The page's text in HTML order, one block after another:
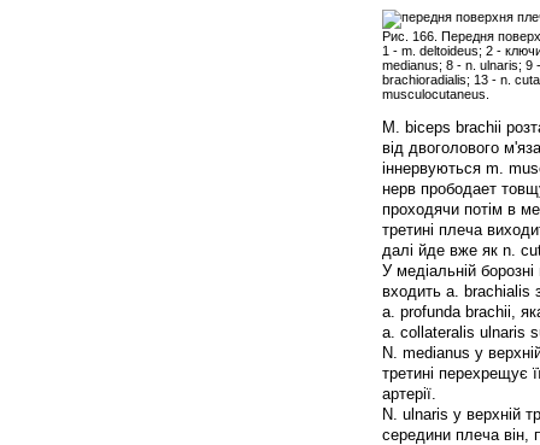
Рис. 166. Передня
1 - m. deltoideus; 2 -
medianus; 8 - n. ulnaris; 9
brachioradialis; 13 - n.
musculocutaneus.
М. biceps brachii
від двоголового
іннервуються m.
нерв прободает
проходячи потім в
третині плеча
далі йде вже як n.
У медіальній
входить a. brachialis
a. profunda brachii,
a. collateralis ulnaris
N. medianus у
третині перехрещує
артерії.
N. ulnaris у верхній
середини плеча